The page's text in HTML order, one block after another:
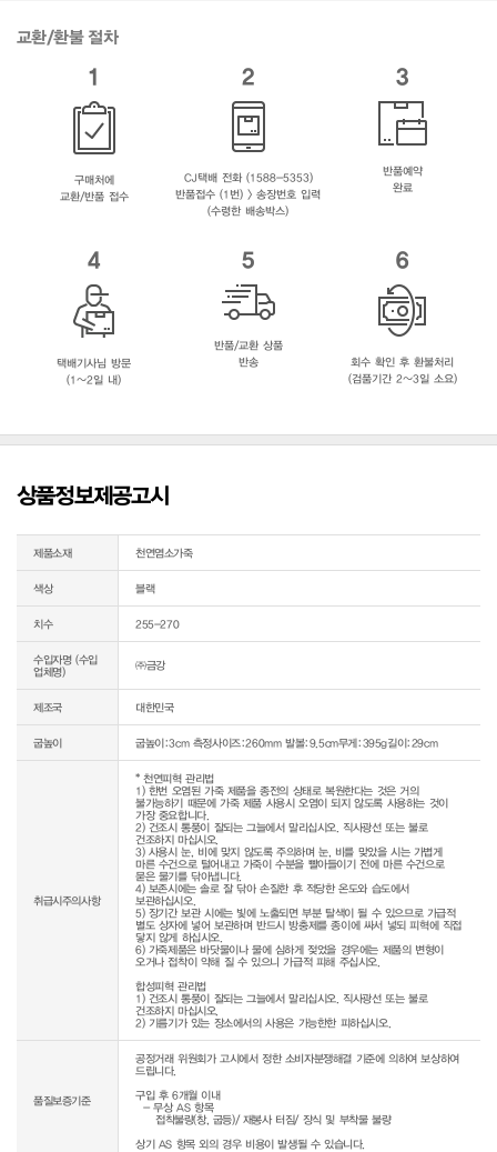
교환/환불 절차
1
구매처에
교환/반품 접수
2
CJ택배 전화 (1588-5353)
반품접수 (1번) > 송장번호 입력
(수령한 배송박스)
3
반품예약
완료
4
택배기사님 방문
(1~2일 내)
5
반품/교환 상품
반송
6
회수 확인 후 환불처리
(검품기간 2~3일 소요)
상품정보제공고시
제품소재 천연염소가죽
색상 블랙
치수 255-270
수입자명 (수입
업체명)
㈜금강
제조국 대한민국
굽높이 굽높이:3cm 측정사이즈:260mm 발볼:9.5cm무게:395g길이:29cm
취급시주의사항
* 천연피혁 관리법
1) 한번 오염된 가죽 제품을 종전의 상태로 복원한다는 것은 거의
불가능하기 때문에 가죽 제품 사용시 오염이 되지 않도록 사용하는 것이
가장 중요합니다.
2) 건조시 통풍이 잘되는 그늘에서 말리십시오. 직사광선 또는 불로
건조하지 마십시오.
3) 사용시 눈, 비에 맞지 않도록 주의하며 눈, 비를 맞았을 시는 가볍게
마른 수건으로 털어내고 가죽이 수분을 빨아들이기 전에 마른 수건으로
묻은 물기를 닦아냅니다.
4) 보존시에는 솔로 잘 닦아 손질한 후 적당한 온도와 습도에서
보관하십시오.
5) 장기간 보관 시에는 빛에 노출되면 부분 탈색이 될 수 있으므로 가급적
별도 상자에 넣어 보관하며 반드시 방충제를 종이에 싸서 넣되 피혁에 직접
닿지 않게 하십시오.
6) 가죽제품은 바닷물이나 물에 심하게 젖었을 경우에는 제품의 변형이
오거나 접착이 약해 질 수 있으니 가급적 피해 주십시오.
합성피혁 관리법
1) 건조시 통풍이 잘되는 그늘에서 말리십시오. 직사광선 또는 불로
건조하지 마십시오.
품질보증기준
공정거래 위원회가 고시에서 정한 소비자분쟁해결 기준에 의하여 보상하여
드립니다.
구입 후 6개월 이내
  - 무상 AS 항목
상기 AS 항목 외의 경우 비용이 발생될 수 있습니다.